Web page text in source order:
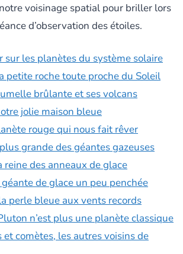
voisinage spatial pour briller lors
d’observation des étoiles.
sur les planètes du système solaire
petite roche toute proche du Soleil
brûlante et ses volcans
jolie maison bleue
rouge qui nous fait rêver
grande des géantes gazeuses
reine des anneaux de glace
de glace un peu penchée
perle bleue aux vents records
n’est plus une planète classique
et comètes, les autres voisins de